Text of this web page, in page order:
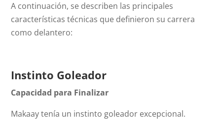
A continuación, se describen las principales
características técnicas que definieron su carrera
como delantero:
Instinto Goleador
Capacidad para Finalizar
Makaay tenía un instinto goleador excepcional.